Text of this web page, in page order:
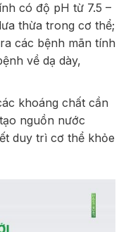
có độ pH từ 7.5 –
thừa trong cơ thể;
các bệnh mãn tính
về dạ dày,
khoáng chất cần
nguồn nước
duy trì cơ thể khỏe